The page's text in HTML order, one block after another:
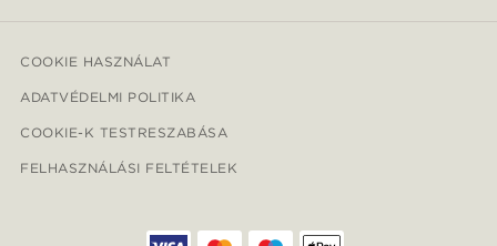
COOKIE HASZNÁLAT
ADATVÉDELMI POLITIKA
COOKIE-K TESTRESZABÁSA
FELHASZNÁLÁSI FELTÉTELEK